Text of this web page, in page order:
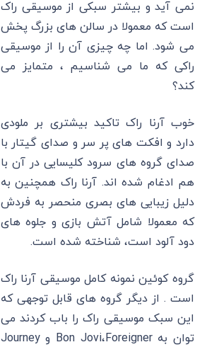
نمی آید و بیشتر سبکی از موسیقی راک
است که معمولا در سالن ‌های بزرگ پخش
می شود. اما چه چیزی آن را از موسیقی
راکی که ما می شناسیم ، متمایز می
کند؟
خوب آرنا راک تاکید بیشتری بر ملودی
دارد و افکت های پر سر و صدای گیتار با
صدای گروه های سرود کلیسایی در آن با
هم ادغام شده اند. آرنا راک همچنین به
دلیل زیبایی های بصری منحصر به فردش
که معمولا شامل آتش بازی و جلوه های
دود آلود است، شناخته شده است.
گروه کوئین نمونه کامل موسیقی آرنا راک
است . از دیگر گروه های قابل توجهی که
این سبک موسیقی راک را باب کردند می
توان به Bon Jovi،Foreigner و Journey